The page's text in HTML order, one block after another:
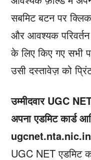
सबमिट बटन पर
और आवश्यक
के लिए किए गए सभी
उसी दस्तावेज़ को
उम्मीदवार UGC
अपना एडमिट कार्ड
UGC NET एडमिट